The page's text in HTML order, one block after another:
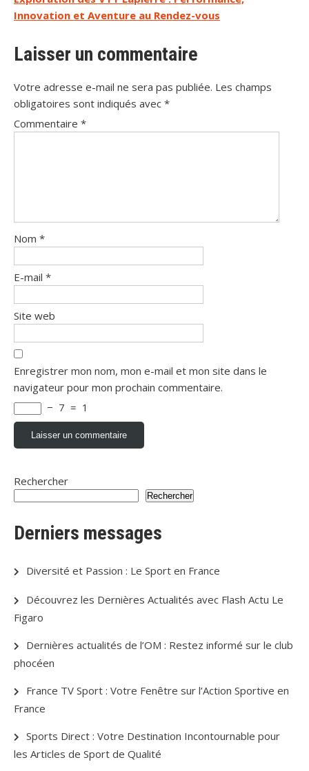
l’article
Innovation et Aventure au Rendez-vous
Laisser un commentaire
Votre adresse e-mail ne sera pas publiée. Les champs
obligatoires sont indiqués avec *
Commentaire *
Nom *
E-mail *
Site web
Enregistrer mon nom, mon e-mail et mon site dans le
navigateur pour mon prochain commentaire.
− 7 = 1
Rechercher
Rechercher
Derniers messages
Diversité et Passion : Le Sport en France
Découvrez les Dernières Actualités avec Flash Actu Le
Figaro
Dernières actualités de l’OM : Restez informé sur le club
phocéen
France TV Sport : Votre Fenêtre sur l’Action Sportive en
France
Sports Direct : Votre Destination Incontournable pour
les Articles de Sport de Qualité